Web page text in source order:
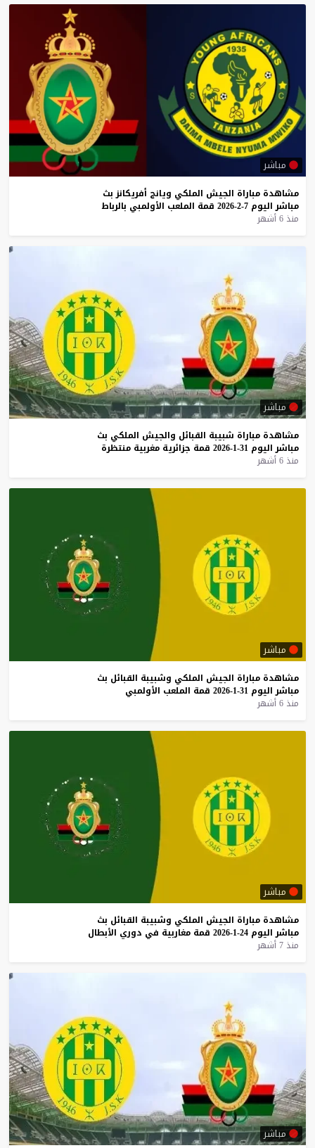
مباشر
مشاهدة مباراة الجيش الملكي ويانج أفريكانز بث
مباشر اليوم 7-2-2026 قمة الملعب الأولمبي بالرباط
منذ 6 أشهر
مباشر
مشاهدة مباراة شبيبة القبائل والجيش الملكي بث
مباشر اليوم 31-1-2026 قمة جزائرية مغربية منتظرة
منذ 6 أشهر
مباشر
مشاهدة مباراة الجيش الملكي وشبيبة القبائل بث
مباشر اليوم 31-1-2026 قمة الملعب الأولمبي
منذ 6 أشهر
مباشر
مشاهدة مباراة الجيش الملكي وشبيبة القبائل بث
مباشر اليوم 24-1-2026 قمة مغاربية في دوري الأبطال
منذ 7 أشهر
مباشر